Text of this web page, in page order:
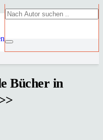
Bücher in